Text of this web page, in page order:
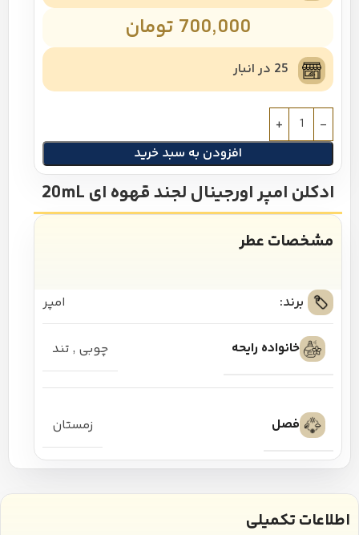
700,000 تومان
25 در انبار
افزودن به سبد خرید
ادکلن امپر اورجینال لجند قهوه ای 20mL
مشخصات عطر
برند: امپر
خانواده رایحه چوبی , تند
فصل زمستان
اطلاعات تکمیلی